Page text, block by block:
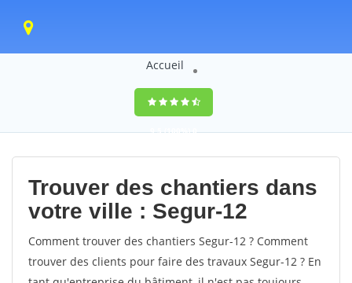
Accueil
9,5(100%)0
votes
Trouver des chantiers dans
votre ville : Segur-12
Comment trouver des chantiers Segur-12 ? Comment
trouver des clients pour faire des travaux Segur-12 ? En